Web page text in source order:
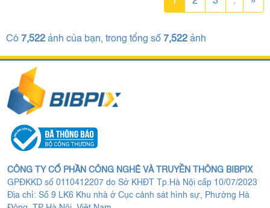
Có 7,522 ảnh của bạn, trong tổng số 7,522 ảnh
CÔNG TY CỔ PHẦN CÔNG NGHỆ VÀ TRUYỀN THÔNG BIBPIX
GPĐKKD số 0110412207 do Sở KHĐT Tp.Hà Nội cấp 10/07/2023
Địa chỉ: Số 9 LK6 Khu nhà ở Cục cảnh sát hình sự, Phường Hà